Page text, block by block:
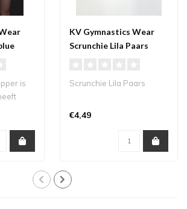
is
KV Gymnastics Wear
Scrunchie Lila Paars
Scrunchie Lila Paars
€4,49